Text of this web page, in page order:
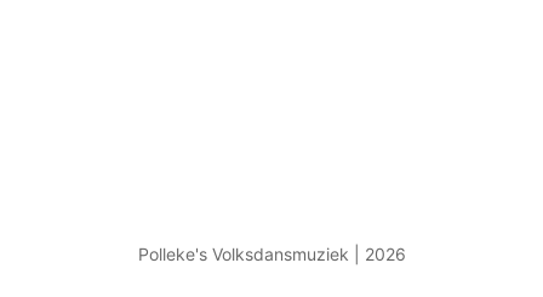
Polleke's Volksdansmuziek | 2026